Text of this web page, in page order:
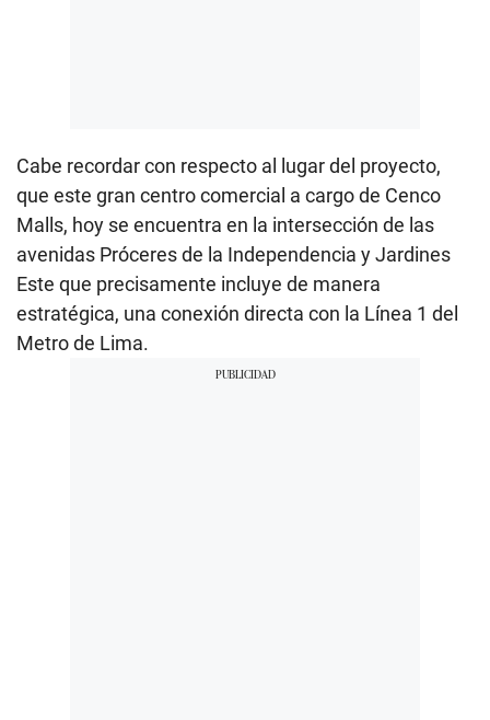
Cabe recordar con respecto al lugar del proyecto,
que este gran centro comercial a cargo de Cenco
Malls, hoy se encuentra en la intersección de las
avenidas Próceres de la Independencia y Jardines
Este que precisamente incluye de manera
estratégica, una conexión directa con la Línea 1 del
Metro de Lima.